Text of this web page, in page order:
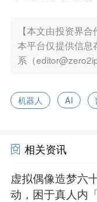
【本文由投资界
本平台仅提供信息
系（
机器人 AI
相关资讯
虚拟偶像造梦六
动，困于真人内